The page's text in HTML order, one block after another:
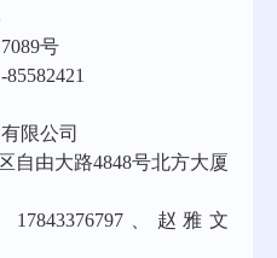
号
85582421
限公司
自由大路4848号北方大厦
、赵雅文